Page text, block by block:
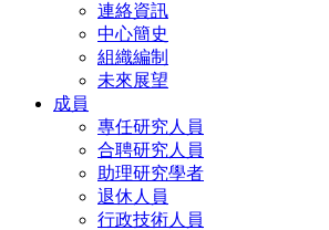
連絡資訊
中心簡史
組織編制
未來展望
成員
專任研究人員
合聘研究人員
助理研究學者
退休人員
行政技術人員